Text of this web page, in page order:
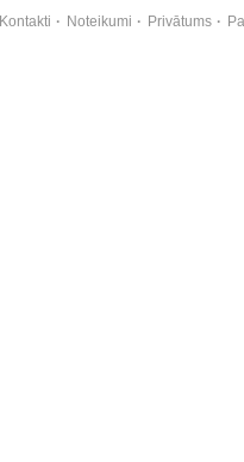
Kontakti Noteikumi Privātums